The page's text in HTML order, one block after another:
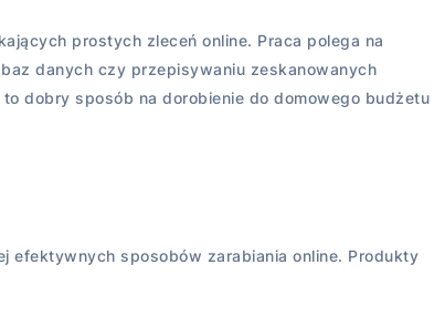
prostych zleceń online. Praca polega na
danych czy przepisywaniu zeskanowanych
dobry sposób na dorobienie do domowego budżetu
sposobów zarabiania online. Produkty